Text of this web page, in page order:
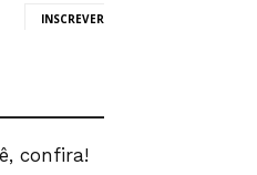
INSCREVER
confira!